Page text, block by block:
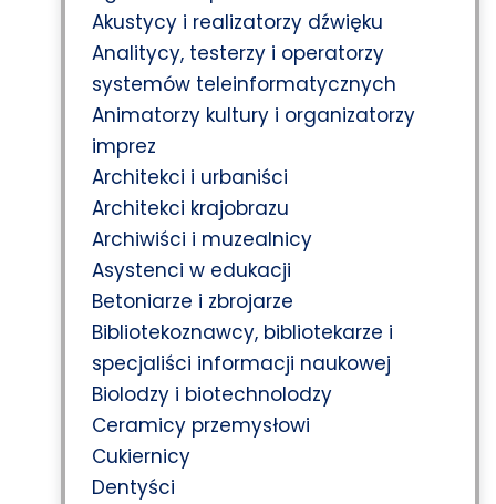
Akustycy i realizatorzy dźwięku
Analitycy, testerzy i operatorzy
systemów teleinformatycznych
Animatorzy kultury i organizatorzy
imprez
Architekci i urbaniści
Architekci krajobrazu
Archiwiści i muzealnicy
Asystenci w edukacji
Betoniarze i zbrojarze
Bibliotekoznawcy, bibliotekarze i
specjaliści informacji naukowej
Biolodzy i biotechnolodzy
Ceramicy przemysłowi
Cukiernicy
Dentyści